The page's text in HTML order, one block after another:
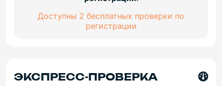
Доступны 2 бесплатных проверки по
регистрации
ЭКСПРЕСС-ПРОВЕРКА